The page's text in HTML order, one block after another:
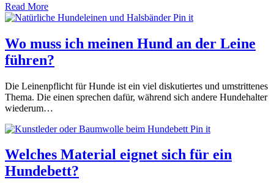
Read More
Pin it
Wo muss ich meinen Hund an der Leine
führen?
Die Leinenpflicht für Hunde ist ein viel diskutiertes und umstrittenes
Thema. Die einen sprechen dafür, während sich andere Hundehalter
wiederum…
Pin it
Welches Material eignet sich für ein
Hundebett?